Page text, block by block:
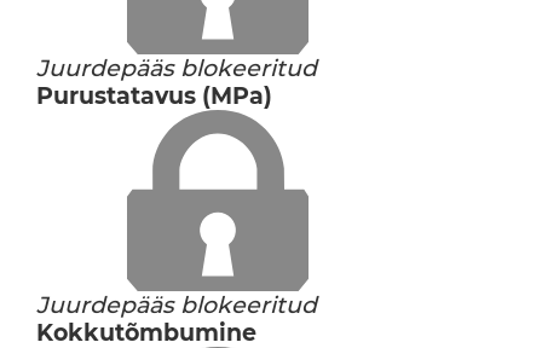
Juurdepääs blokeeritud
Purustatavus (MPa)
Juurdepääs blokeeritud
Kokkutõmbumine